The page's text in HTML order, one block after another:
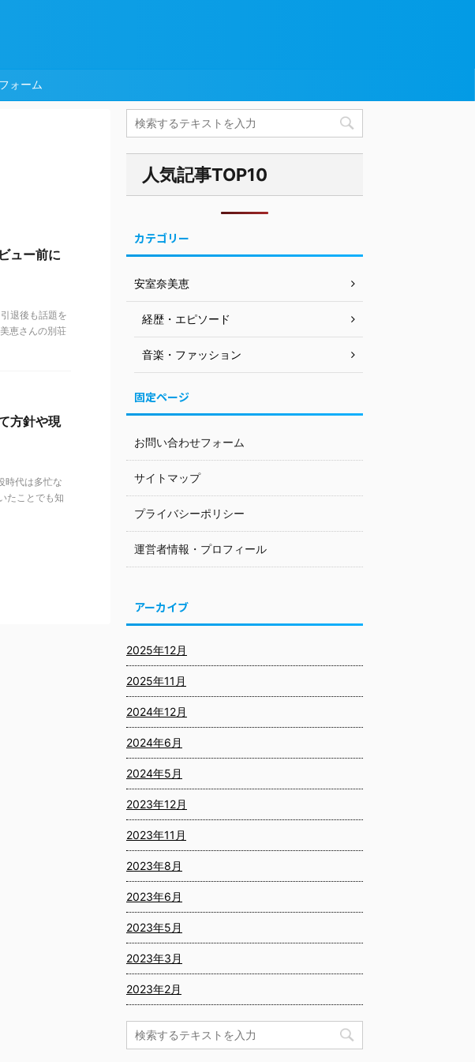
ォーム
ュー前に
退後も話題を
恵さんの別荘
方針や現
時代は多忙な
たことでも知
人気記事TOP10
カテゴリー
安室奈美恵
経歴・エピソード
音楽・ファッション
固定ページ
お問い合わせフォーム
サイトマップ
プライバシーポリシー
運営者情報・プロフィール
アーカイブ
2025年12月
2025年11月
2024年12月
2024年6月
2024年5月
2023年12月
2023年11月
2023年8月
2023年6月
2023年5月
2023年3月
2023年2月